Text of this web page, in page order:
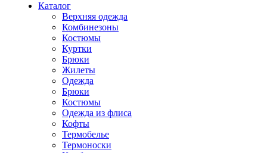
Каталог
Верхняя одежда
Комбинезоны
Костюмы
Куртки
Брюки
Жилеты
Одежда
Брюки
Костюмы
Одежда из флиса
Кофты
Термобелье
Термоноски